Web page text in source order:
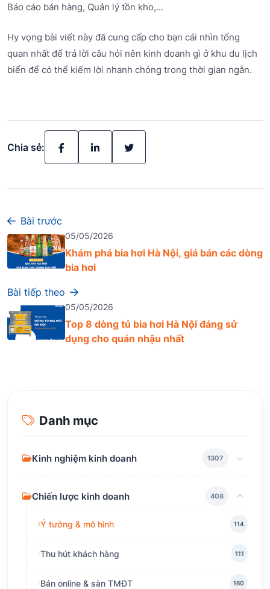
Báo cáo bán hàng, Quản lý tồn kho,...
Hy vọng bài viết này đã cung cấp cho bạn cái nhìn tổng
quan nhất để trả lời câu hỏi nên kinh doanh gì ở khu du lịch
biển để có thể kiếm lời nhanh chóng trong thời gian ngắn.
Chia sẻ:
Bài trước
05/05/2026
Khám phá bia hơi Hà Nội, giá bán các dòng
bia hơi
Bài tiếp theo
05/05/2026
Top 8 dòng tủ bia hơi Hà Nội đáng sử
dụng cho quán nhậu nhất
Danh mục
Kinh nghiệm kinh doanh 1307
Chiến lược kinh doanh 408
Ý tưởng & mô hình 114
Thu hút khách hàng 111
Bán online & sàn TMĐT 160